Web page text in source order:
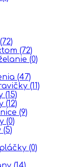
(72)
(72)
(0)
(47)
(11)
(15)
(12)
(9)
(0)
(5)
(0)